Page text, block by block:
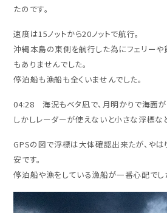
たのです。
速度は15ノットから20ノットで航行。
沖縄本島の東側を航行した為にフェリー
もありませんでした。
停泊船も漁船も全くいませんでした。
04:28 海況もベタ凪で、月明かりで海面が
しかしレーダーが使えないと小さな浮標な
GPSの図で浮標は大体確認出来たが、や
安です。
停泊船や漁をしている漁船が一番心配でし